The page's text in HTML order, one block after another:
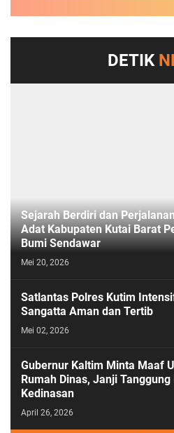
DETIK
Sejarah Berdiri dan
Adat Kabupaten Kutai Barat
Bumi Sendawar
Mei 20, 2026
Satlantas Polres Kutim
Sangatta Aman dan Tertib
Mei 02, 2026
Gubernur Kaltim Minta Maaf
Rumah Dinas, Janji
Kedinasan
April 26, 2026